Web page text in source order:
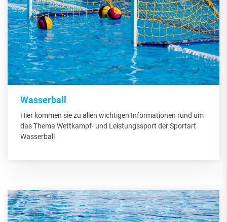
Wasserball
Hier kommen sie zu allen wichtigen Informationen rund um
das Thema Wettkampf- und Leistungssport der Sportart
Wasserball